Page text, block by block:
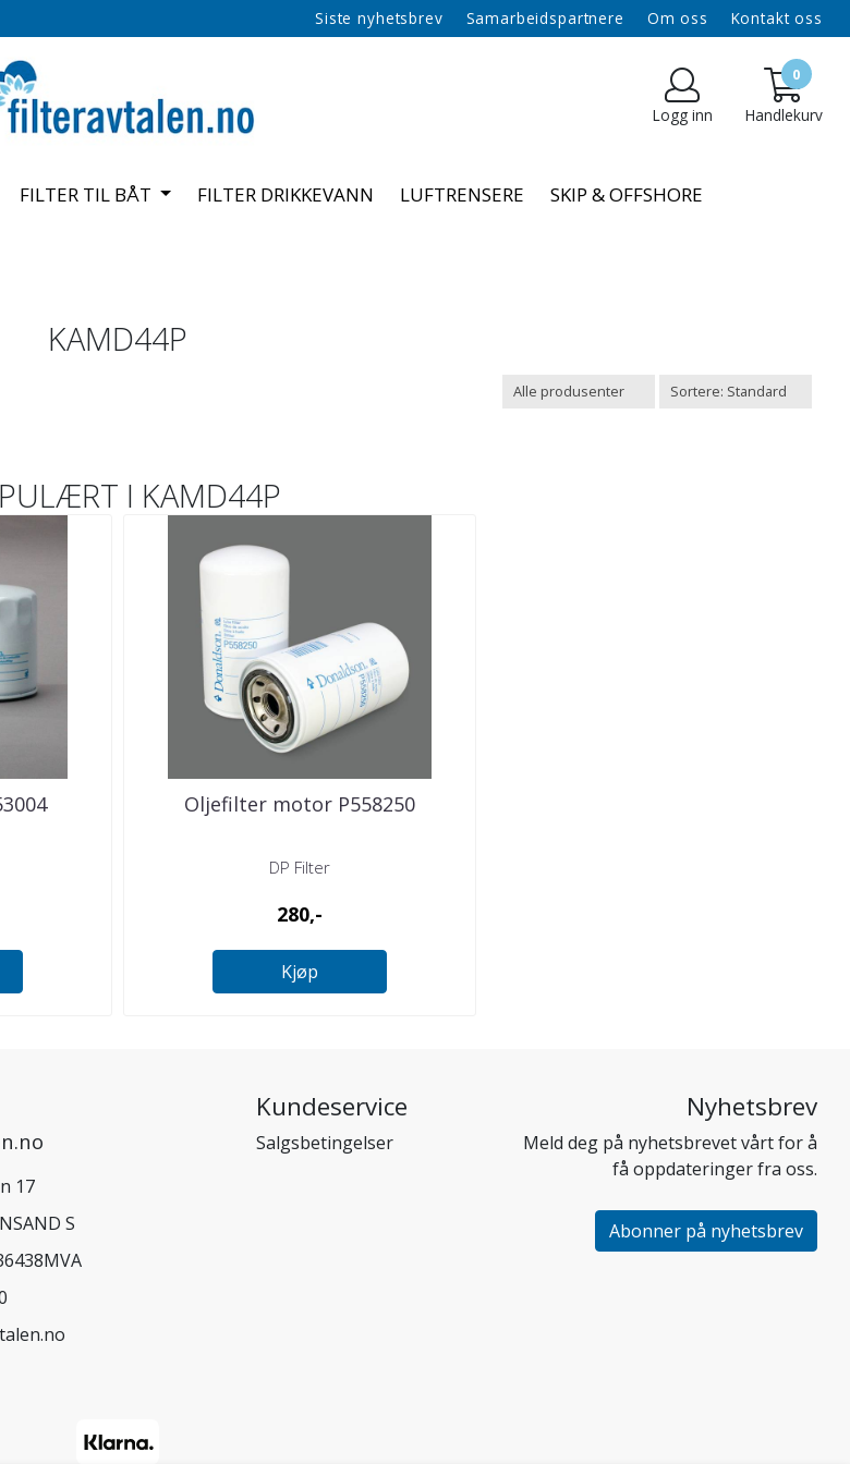
Siste nyhetsbrev Samarbeidspartnere Om oss Kontakt oss
Logg inn
0
Handlekurv
FILTER TIL BÅT FILTER DRIKKEVANN LUFTRENSERE SKIP & OFFSHORE
KAMD44P
I KAMD44P
Oljefilter motor P558250
DP Filter
280,-
Kjøp
17
S
Kundeservice
Salgsbetingelser
Nyhetsbrev
Meld deg på nyhetsbrevet vårt for å
få oppdateringer fra oss.
Abonner på nyhetsbrev